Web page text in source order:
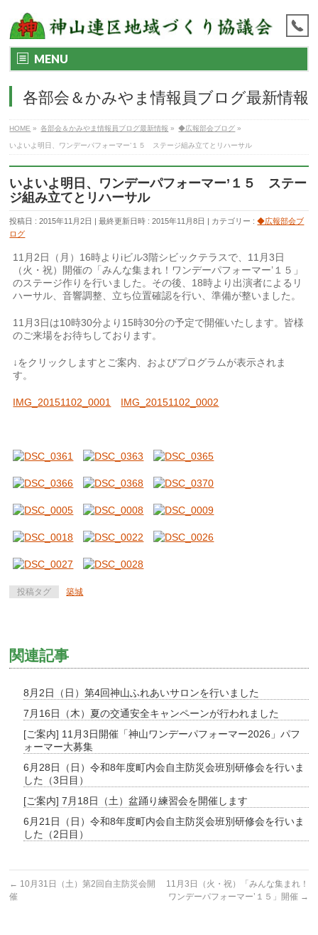
MENU
各部会＆かみやま情報員ブログ最新情報
HOME » 各部会＆かみやま情報員ブログ最新情報 » ◆広報部会ブログ »
いよいよ明日、ワンデーパフォーマー’１５ ステージ組み立てとリハーサル
いよいよ明日、ワンデーパフォーマー’１５ ステー
ジ組み立てとリハーサル
投稿日 : 2015年11月2日 最終更新日時 : 2015年11月8日 カテゴリー :◆広報部会ブ
ログ
11月2日（月）16時よりiビル3階シビックテラスで、11月3日
（火・祝）開催の「みんな集まれ！ワンデーパフォーマー’１５」
のステージ作りを行いました。その後、18時より出演者によるリ
ハーサル、音響調整、立ち位置確認を行い、準備が整いました。
11月3日は10時30分より15時30分の予定で開催いたします。皆様
のご来場をお待ちしております。
↓をクリックしますとご案内、およびプログラムが表示されま
す。
IMG_20151102_0001 IMG_20151102_0002
投稿タグ 築城
関連記事
8月2日（日）第4回神山ふれあいサロンを行いました
7月16日（木）夏の交通安全キャンペーンが行われました
[ご案内] 11月3日開催「神山ワンデーパフォーマー2026」パフ
ォーマー大募集
6月28日（日）令和8年度町内会自主防災会班別研修会を行いま
した（3日目）
[ご案内] 7月18日（土）盆踊り練習会を開催します
6月21日（日）令和8年度町内会自主防災会班別研修会を行いま
した（2日目）
← 10月31日（土）第2回自主防災会開
催
11月3日（火・祝）「みんな集まれ！
ワンデーパフォーマー’１５」開催 →